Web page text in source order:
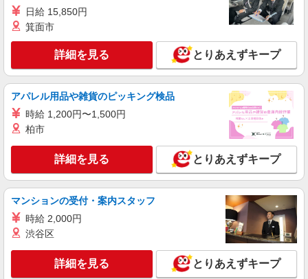
日給 15,850円
箕面市
詳細を見る とりあえずキープ
アパレル用品や雑貨のピッキング検品
時給 1,200円〜1,500円
柏市
詳細を見る とりあえずキープ
マンションの受付・案内スタッフ
時給 2,000円
渋谷区
詳細を見る とりあえずキープ